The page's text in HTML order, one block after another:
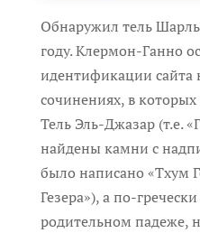
Обнаружил тель
году. Клермон-Ганно
идентификации сайта
сочинениях, в
Тель Эль-Джазар (т.е.
найдены камни с
было написано «Тхум
Гезера»), а по-
родительном падеже,